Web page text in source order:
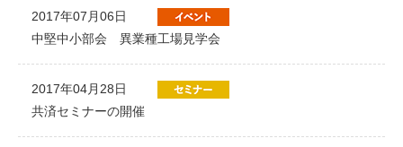
2017年07月06日
中堅中小部会 異業種工場見学会
2017年04月28日
共済セミナーの開催